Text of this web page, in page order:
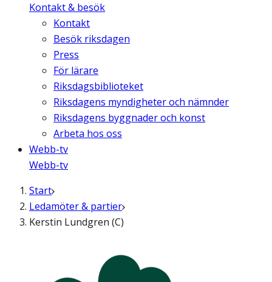
Kontakt & besök
Kontakt
Besök riksdagen
Press
För lärare
Riksdagsbiblioteket
Riksdagens myndigheter och nämnder
Riksdagens byggnader och konst
Arbeta hos oss
Webb-tv
Webb-tv
Start
Ledamöter & partier
Kerstin Lundgren (C)